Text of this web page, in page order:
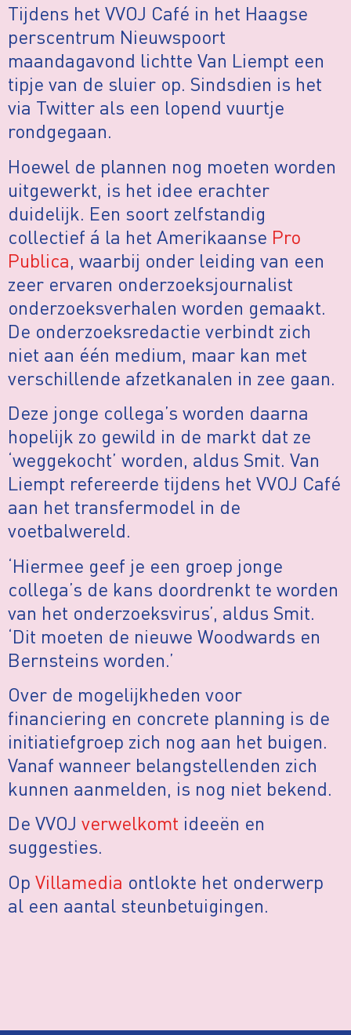
Tijdens het VVOJ Café in het Haagse
perscentrum Nieuwspoort
maandagavond lichtte Van Liempt een
tipje van de sluier op. Sindsdien is het
via Twitter als een lopend vuurtje
rondgegaan.
Hoewel de plannen nog moeten worden
uitgewerkt, is het idee erachter
duidelijk. Een soort zelfstandig
collectief á la het Amerikaanse Pro
Publica, waarbij onder leiding van een
zeer ervaren onderzoeksjournalist
onderzoeksverhalen worden gemaakt.
De onderzoeksredactie verbindt zich
niet aan één medium, maar kan met
verschillende afzetkanalen in zee gaan.
Deze jonge collega’s worden daarna
hopelijk zo gewild in de markt dat ze
‘weggekocht’ worden, aldus Smit. Van
Liempt refereerde tijdens het VVOJ Café
aan het transfermodel in de
voetbalwereld.
‘Hiermee geef je een groep jonge
collega’s de kans doordrenkt te worden
van het onderzoeksvirus’, aldus Smit.
‘Dit moeten de nieuwe Woodwards en
Bernsteins worden.’
Over de mogelijkheden voor
financiering en concrete planning is de
initiatiefgroep zich nog aan het buigen.
Vanaf wanneer belangstellenden zich
kunnen aanmelden, is nog niet bekend.
De VVOJ verwelkomt ideeën en
suggesties.
Op Villamedia ontlokte het onderwerp
al een aantal steunbetuigingen.